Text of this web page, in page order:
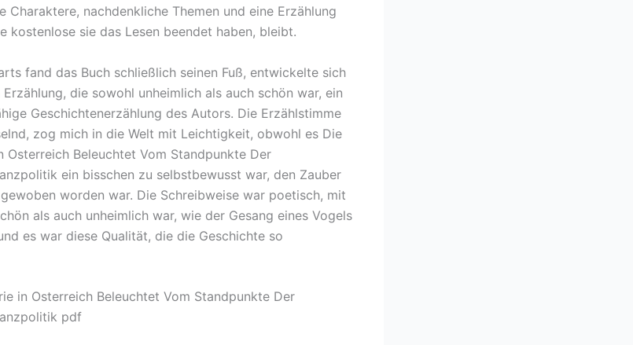
Charaktere, nachdenkliche Themen und eine Erzählung
kostenlose sie das Lesen beendet haben, bleibt.
fand das Buch schließlich seinen Fuß, entwickelte sich
die sowohl unheimlich als auch schön war, ein
Geschichtenerzählung des Autors. Die Erzählstimme
zog mich in die Welt mit Leichtigkeit, obwohl es Die
Osterreich Beleuchtet Vom Standpunkte Der
ein bisschen zu selbstbewusst war, den Zauber
worden war. Die Schreibweise war poetisch, mit
als auch unheimlich war, wie der Gesang eines Vogels
es war diese Qualität, die die Geschichte so
in Osterreich Beleuchtet Vom Standpunkte Der
pdf